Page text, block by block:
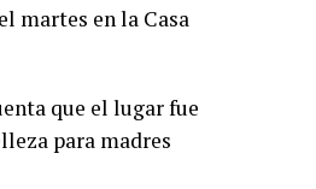
martes en la Casa
que el lugar fue
para madres